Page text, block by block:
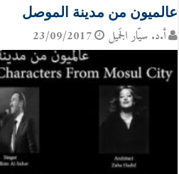
عالميون من مدينة الموصل
أ.د. سيّار الجَميل 23/09/2017